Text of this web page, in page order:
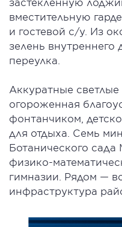
вместительную
и гостевой с/у. Из
зелень внутреннего
переулка.
Аккуратные светлые
огороженная
фонтанчиком,
для отдыха. Семь
Ботанического сада
физико-
гимназии. Рядом —
инфраструктура